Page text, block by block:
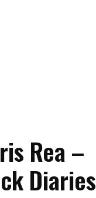
Rea –
Diaries